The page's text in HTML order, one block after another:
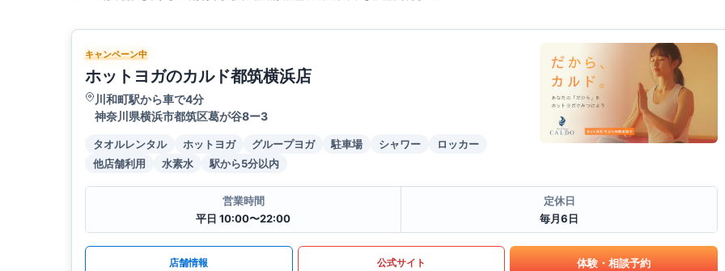
キャンペーン中
ホットヨガのカルド都筑横浜店
川和町駅から車で4分
神奈川県横浜市都筑区葛が谷8ー3
タオルレンタル ホットヨガ グループヨガ 駐車場 シャワー
ロッカー
他店舗利用
水素水 駅から5分以内
営業時間
平日 10:00〜22:00
定休日
毎月6日
店舗情報 公式サイト 体験・相談予約